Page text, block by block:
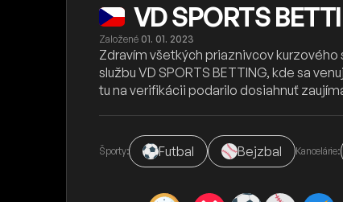
VD SPORTS
Založené 01. 01. 2023
Zdravím všetkých priaznivcov kurzového
službu VD SPORTS BETTING, kde sa
tu na verifikácii podarilo dosiahnuť
Športy: Futbal Bejzbal Kancelárie: